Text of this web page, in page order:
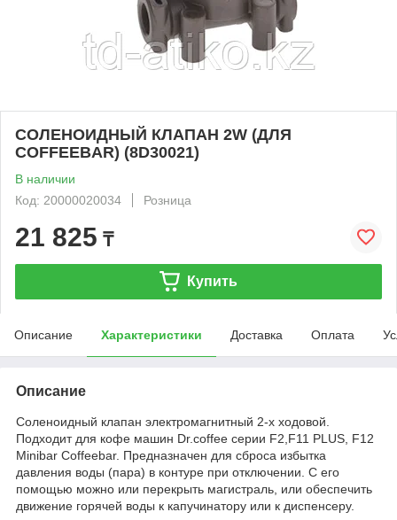
СОЛЕНОИДНЫЙ КЛАПАН 2W (ДЛЯ
COFFEEBAR) (8D30021)
В наличии
Код: 20000020034
Розница
21 825 ₸
Купить
Описание Характеристики Доставка Оплата
Описание
Соленоидный клапан электромагнитный 2-х ходовой.
Подходит для кофе машин Dr.coffee серии F2,F11 PLUS, F12
Minibar Coffeebar. Предназначен для сброса избытка
давления воды (пара) в контуре при отключении. С его
помощью можно или перекрыть магистраль, или обеспечить
движение горячей воды к капучинатору или к диспенсеру.